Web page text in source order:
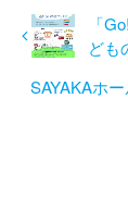
「
ども
SAYAKAホ